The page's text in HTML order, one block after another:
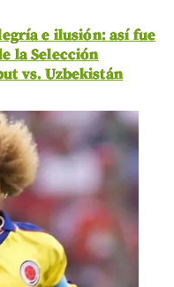
e ilusión: así fue
la Selección
vs. Uzbekistán